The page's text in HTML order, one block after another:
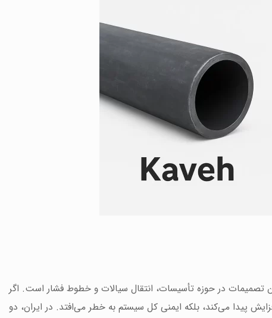
تصمیمات در حوزه تأسیسات، انتقال سیالات و خطوط فشار است. اگر
پیدا می‌کند، بلکه ایمنی کل سیستم به خطر می‌افتد. در ایران، دو